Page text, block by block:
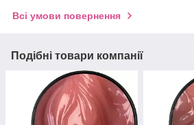
Всі умови повернення
Подібні товари компанії